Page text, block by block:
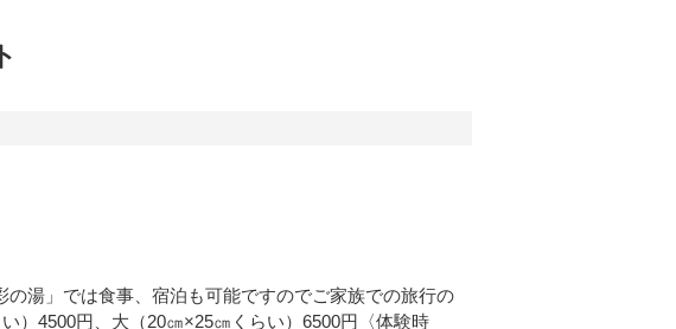
湯」では食事、宿泊も可能ですのでご家族での旅行の
）4500円、大（20㎝×25㎝くらい）6500円〈体験時